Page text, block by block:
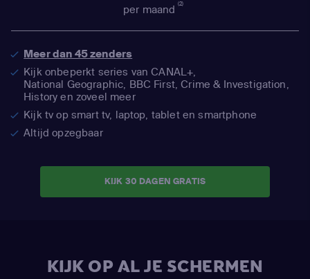
per maand(2)
Meer dan 45 zenders
Kijk onbeperkt series van CANAL+,
National Geographic, BBC First, Crime & Investigation,
History en zoveel meer
Kijk tv op smart tv, laptop, tablet en smartphone
Altijd opzegbaar
KIJK 30 DAGEN GRATIS
KIJK OP AL JE SCHERMEN